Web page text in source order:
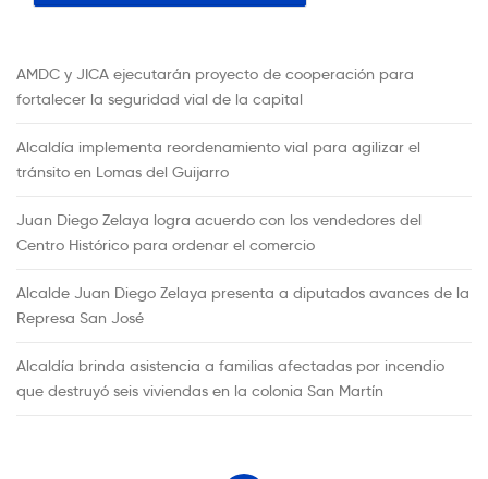
AMDC y JICA ejecutarán proyecto de cooperación para
fortalecer la seguridad vial de la capital
Alcaldía implementa reordenamiento vial para agilizar el
tránsito en Lomas del Guijarro
Juan Diego Zelaya logra acuerdo con los vendedores del
Centro Histórico para ordenar el comercio
Alcalde Juan Diego Zelaya presenta a diputados avances de la
Represa San José
Alcaldía brinda asistencia a familias afectadas por incendio
que destruyó seis viviendas en la colonia San Martín